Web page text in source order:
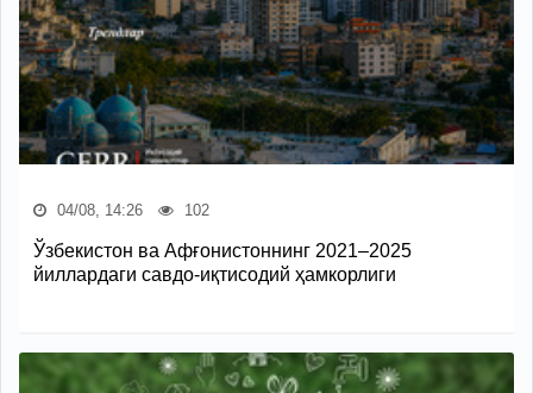
04/08, 14:26 102
Ўзбекистон ва Афғонистоннинг 2021–2025
йиллардаги савдо-иқтисодий ҳамкорлиги